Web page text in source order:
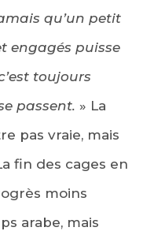
qu’un petit
engagés puisse
toujours
passent. » La
pas vraie, mais
fin des cages en
moins
arabe, mais